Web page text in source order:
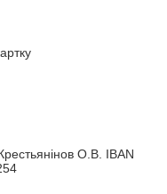
О.В. IBAN